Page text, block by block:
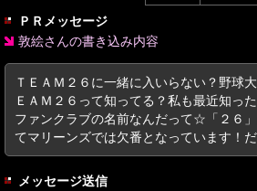
ＰＲメッセージ
敦絵さんの書き込み内容
ＴＥＡＭ２６に一緒に入いらない？野球
ＥＡＭ２６って知ってる？私も最近知っ
ファンクラブの名前なんだって☆「２６
てマリーンズでは欠番となっています！
メッセージ送信